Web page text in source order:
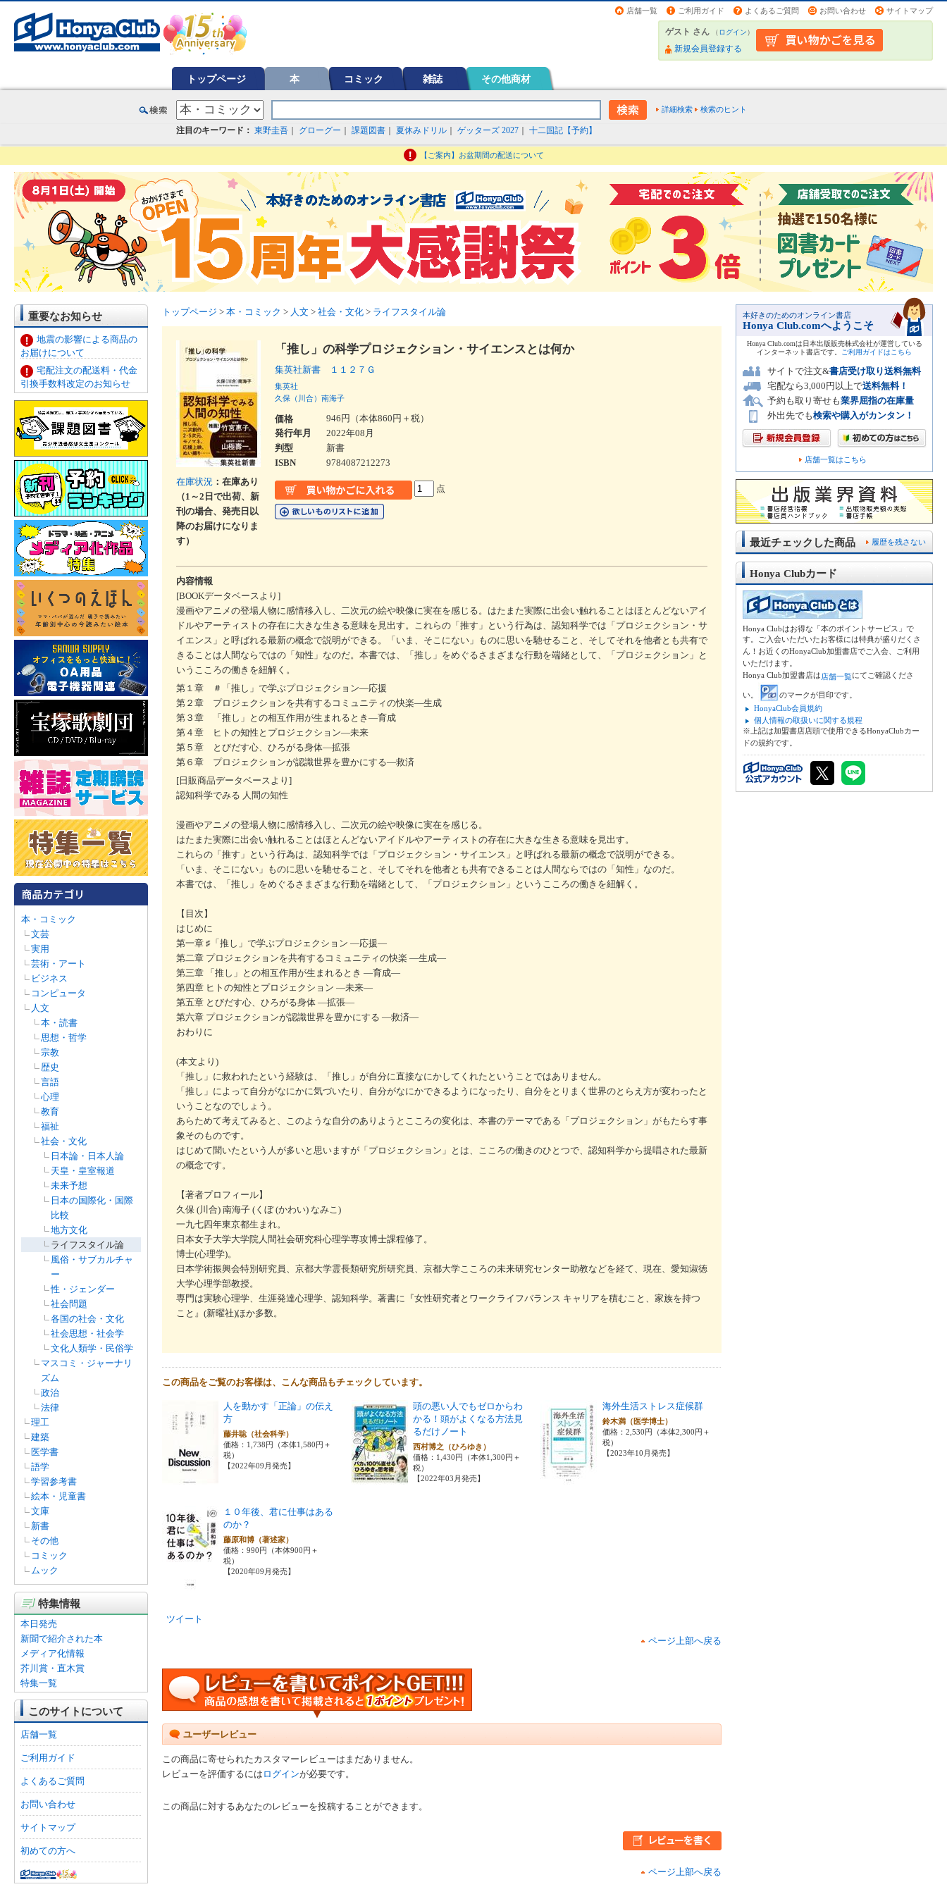
店舗一覧 ご利用ガイド よくあるご質問 お問い合わせ サイトマップ
ゲスト さん （ログイン）
新規会員登録する
トップページ 本 コミック 雑誌 その他商材
詳細検索 検索のヒント
注目のキーワード： 東野圭吾 グローグー 課題図書 夏休みドリル ゲッターズ 2027 十二国記【予約】
【ご案内】お盆期間の配送について
重要なお知らせ
地震の影響による商品の
お届けについて
宅配注文の配送料・代金
引換手数料改定のお知らせ
本・コミック
文芸
実用
芸術・アート
ビジネス
コンピュータ
人文
本・読書
思想・哲学
宗教
歴史
言語
心理
教育
福祉
社会・文化
日本論・日本人論
天皇・皇室報道
未来予想
日本の国際化・国際
比較
地方文化
ライフスタイル論
風俗・サブカルチャ
ー
性・ジェンダー
社会問題
各国の社会・文化
社会思想・社会学
文化人類学・民俗学
マスコミ・ジャーナリ
ズム
政治
法律
理工
建築
医学書
語学
学習参考書
絵本・児童書
文庫
新書
その他
コミック
ムック
特集情報
本日発売
新聞で紹介された本
メディア化情報
芥川賞・直木賞
特集一覧
このサイトについて
店舗一覧
ご利用ガイド
よくあるご質問
お問い合わせ
サイトマップ
初めての方へ
トップページ > 本・コミック > 人文 > 社会・文化 > ライフスタイル論
在庫状況 ：在庫あり
（1～2日で出荷、新
刊の場合、発売日以
降のお届けになりま
す）
「推し」の科学プロジェクション・サイエンスとは何か
集英社新書 １１２７Ｇ
集英社
久保（川合）南海子
価格
946円（本体860円＋税）
発行年月
2022年08月
判型
新書
ISBN
9784087212273
点
内容情報
[BOOKデータベースより]
漫画やアニメの登場人物に感情移入し、二次元の絵や映像に実在を感じる。はたまた実際に出会い触れることはほとんどないアイ
ドルやアーティストの存在に大きな生きる意味を見出す。これらの「推す」という行為は、認知科学では「プロジェクション・サ
イエンス」と呼ばれる最新の概念で説明ができる。「いま、そこにない」ものに思いを馳せること、そしてそれを他者とも共有で
きることは人間ならではの「知性」なのだ。本書では、「推し」をめぐるさまざまな行動を端緒として、「プロジェクション」と
いうこころの働きを紐解く。
第１章 ＃「推し」で学ぶプロジェクション―応援
第２章 プロジェクションを共有するコミュニティの快楽―生成
第３章 「推し」との相互作用が生まれるとき―育成
第４章 ヒトの知性とプロジェクション―未来
第５章 とびだす心、ひろがる身体―拡張
第６章 プロジェクションが認識世界を豊かにする―救済
[日販商品データベースより]
認知科学でみる 人間の知性
漫画やアニメの登場人物に感情移入し、二次元の絵や映像に実在を感じる。
はたまた実際に出会い触れることはほとんどないアイドルやアーティストの存在に大きな生きる意味を見出す。
これらの「推す」という行為は、認知科学では「プロジェクション・サイエンス」と呼ばれる最新の概念で説明ができる。
「いま、そこにない」ものに思いを馳せること、そしてそれを他者とも共有できることは人間ならではの「知性」なのだ。
本書では、「推し」をめぐるさまざまな行動を端緒として、「プロジェクション」というこころの働きを紐解く。
【目次】
はじめに
第一章 ♯「推し」で学ぶプロジェクション ―応援―
第二章 プロジェクションを共有するコミュニティの快楽 ―生成―
第三章 「推し」との相互作用が生まれるとき ―育成―
第四章 ヒトの知性とプロジェクション ―未来―
第五章 とびだす心、ひろがる身体 ―拡張―
第六章 プロジェクションが認識世界を豊かにする ―救済―
おわりに
(本文より)
「推し」に救われたという経験は、「推し」が自分に直接なにかしてくれたということではありません。
「推し」によって自分がなにかに気づいたり、自分がなにかできるようになったり、自分をとりまく世界のとらえ方が変わったと
いうことなのでしょう。
あらためて考えてみると、このような自分のありようとこころの変化は、本書のテーマである「プロジェクション」がもたらす事
象そのものです。
はじめて聞いたという人が多いと思いますが「プロジェクション」とは、こころの働きのひとつで、認知科学から提唱された最新
の概念です。
【著者プロフィール】
久保 (川合) 南海子 (くぼ (かわい) なみこ)
一九七四年東京都生まれ。
日本女子大学大学院人間社会研究科心理学専攻博士課程修了。
博士(心理学)。
日本学術振興会特別研究員、京都大学霊長類研究所研究員、京都大学こころの未来研究センター助教などを経て、現在、愛知淑徳
大学心理学部教授。
専門は実験心理学、生涯発達心理学、認知科学。著書に『女性研究者とワークライフバランス キャリアを積むこと、家族を持つ
こと』(新曜社)ほか多数。
この商品をご覧のお客様は、こんな商品もチェックしています。
人を動かす「正論」の伝え
方
藤井聡（社会科学）
価格：1,738円（本体1,580円＋
税）
【2022年09月発売】
頭の悪い人でもゼロからわ
かる！頭がよくなる方法見
るだけノート
西村博之（ひろゆき）
価格：1,430円（本体1,300円＋
税）
【2022年03月発売】
海外生活ストレス症候群
鈴木満（医学博士）
価格：2,530円（本体2,300円＋
税）
【2023年10月発売】
１０年後、君に仕事はある
のか？
藤原和博（著述家）
価格：990円（本体900円＋
税）
【2020年09月発売】
ツイート
ページ上部へ戻る
ユーザーレビュー
この商品に寄せられたカスタマーレビューはまだありません。
レビューを評価するには ログインが必要です。
この商品に対するあなたのレビューを投稿することができます。
ページ上部へ戻る
本好きのためのオンライン書店
Honya Club.comへようこそ
Honya Club.comは日本出版販売株式会社が運営している
インターネット書店です。
ご利用ガイドはこちら
サイトで注文&書店受け取り送料無料
宅配なら3,000円以上で送料無料！
予約も取り寄せも業界屈指の在庫量
外出先でも検索や購入がカンタン！
店舗一覧はこちら
履歴を残さない
最近チェックした商品
Honya Clubカード
Honya Clubはお得な「本のポイントサービス」で
す。ご入会いただいたお客様には特典が盛りだくさ
ん！お近くのHonyaClub加盟書店でご入会、ご利用
いただけます。
Honya Club加盟書店は店舗一覧にてご確認くださ
い。
のマークが目印です。
HonyaClub会員規約
個人情報の取扱いに関する規程
※上記は加盟書店店頭で使用できるHonyaClubカー
ドの規約です。